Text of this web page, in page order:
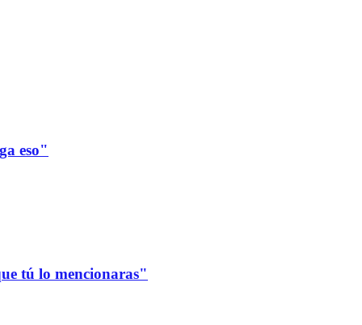
eso"
tú lo mencionaras"